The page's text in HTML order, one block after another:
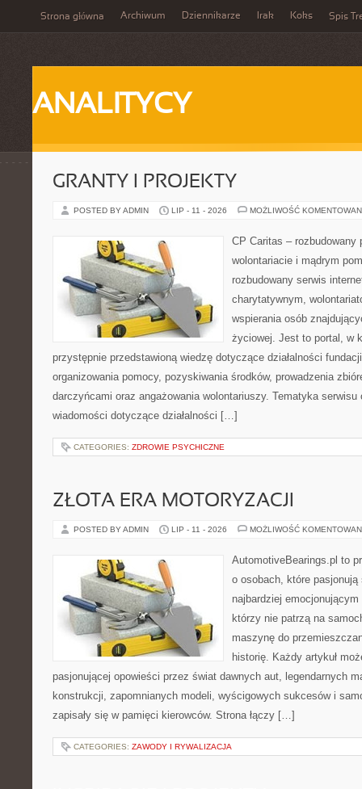
Strona główna Archiwum Dziennikarze Irak Koks Spis
ANALITYCY
GRANTY I PROJEKTY
POSTED BY ADMIN LIP - 11 - 2026 MOŻLIWOŚĆ
CP Caritas – rozbudowany
wolontariacie i mądrym
rozbudowany serwis
charytatywnym,
wspierania osób
życiowej. Jest to portal, w
przystępnie przedstawioną wiedzę dotyczące działalności
organizowania pomocy, pozyskiwania środków, prowadzenia
darczyńcami oraz angażowania wolontariuszy. Tematyka
wiadomości dotyczące działalności […]
CATEGORIES: ZDROWIE PSYCHICZNE
ZŁOTA ERA MOTORYZACJI
POSTED BY ADMIN LIP - 11 - 2026 MOŻLIWOŚĆ
AutomotiveBearings.pl to
o osobach, które
najbardziej
którzy nie patrzą na
maszynę do
historię. Każdy artykuł
pasjonującej opowieści przez świat dawnych aut, legendarnych
konstrukcji, zapomnianych modeli, wyścigowych sukcesów i
zapisały się w pamięci kierowców. Strona łączy […]
CATEGORIES: ZAWODY I RYWALIZACJA